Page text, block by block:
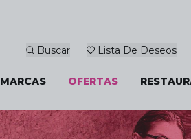
Buscar Lista De Deseos
MARCAS OFERTAS